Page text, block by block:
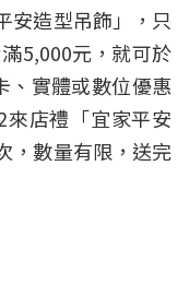
安造型吊飾」，只
5,000元，就可於
、實體或數位優惠
來店禮「宜家平安
，數量有限，送完